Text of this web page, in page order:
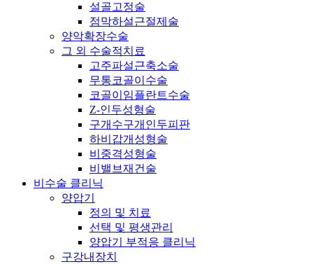
설골고정술
점막하설근절제술
양악확장수술
그 외 수술적치료
고주파설근축소술
무통코골이수술
코골이임플란트수술
Z-인두성형술
구개수구개인두피판
하비갑개성형술
비중격성형술
비밸브재건술
비수술 클리닉
양압기
정의 및 치료
선택 및 평생관리
양압기 부적응 클리닉
구강내장치